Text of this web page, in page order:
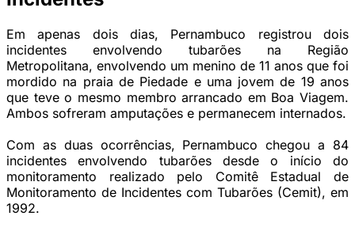
Em apenas dois dias, Pernambuco registrou dois
incidentes envolvendo tubarões na Região
Metropolitana, envolvendo um menino de 11 anos que foi
mordido na praia de Piedade e uma jovem de 19 anos
que teve o mesmo membro arrancado em Boa Viagem.
Ambos sofreram amputações e permanecem internados.
Com as duas ocorrências, Pernambuco chegou a 84
incidentes envolvendo tubarões desde o início do
monitoramento realizado pelo Comitê Estadual de
Monitoramento de Incidentes com Tubarões (Cemit), em
1992.